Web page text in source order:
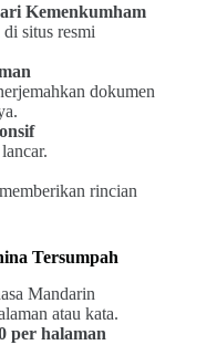
Kemenkumham
situs resmi
dokumen
rincian
Tersumpah
Mandarin
atau kata.
per halaman